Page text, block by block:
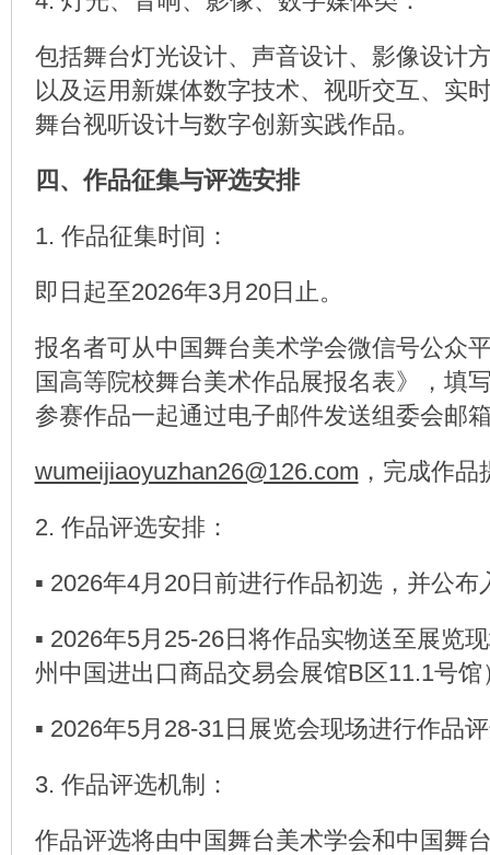
包括舞台灯光设计、声音设计、影像设计
以及运用新媒体数字技术、视听交互、实
舞台视听设计与数字创新实践作品。
四、作品征集与评选安排
1. 作品征集时间：
即日起至2026年3月20日止。
报名者可从中国舞台美术学会微信号公众
国高等院校舞台美术作品展报名表》，填
参赛作品一起通过电子邮件发送组委会邮
wumeijiaoyuzhan26@126.com ，完成作品
2. 作品评选安排：
▪ 2026年4月20日前进行作品初选，并公布
▪ 2026年5月25-26日将作品实物送至展览
州中国进出口商品交易会展馆B区11.1号馆
▪ 2026年5月28-31日展览会现场进行作品
3. 作品评选机制：
作品评选将由中国舞台美术学会和中国舞